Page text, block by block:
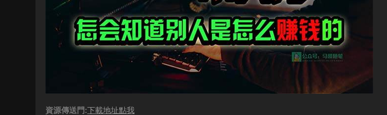
資源傳送門:下載地址點我